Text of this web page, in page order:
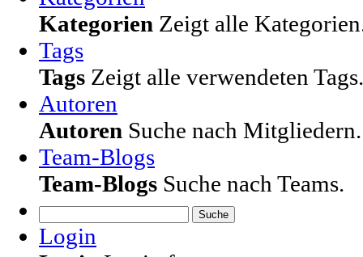
Kategorien Zeigt alle
Tags
Tags Zeigt alle verwendeten Tags.
Autoren
Autoren Suche nach Mitgliedern.
Team-Blogs
Team-Blogs Suche nach Teams.
Suche
Login